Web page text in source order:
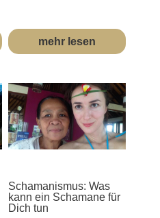
mehr lesen
Schamanismus: Was
kann ein Schamane für
Dich tun